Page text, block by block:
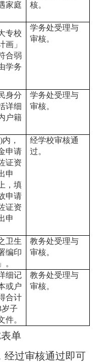
家庭
核。
专校
画」
合弱
学务
学务处受理与
审核。
身分
详细
户籍
学务处受理与
审核。
，
申请
证资
申
，填
申请
证资
申
经学校审核通
过。
卫生
编印
。
教务处受理与
审核。
细记
或户
合计
子
件。
教务处受理与
审核。
单
经过审核通过即可